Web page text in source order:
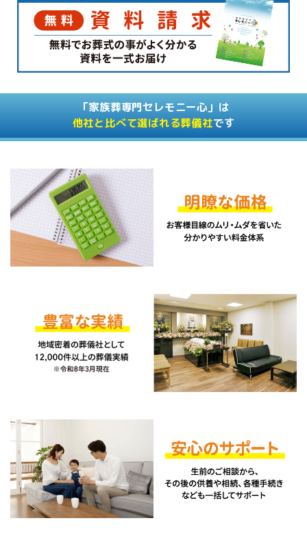
「家族葬専門セレモニー心」は
他社と比べて選ばれる葬儀社です